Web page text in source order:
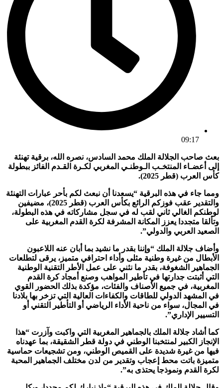
09:17
بعث صاحب الجلالة الملك محمد السادس، نصره الله، برقية تهنئة
إلى أعضـاء المنتخـب الـوطنـي المغربي لكـرة القـدم الفائز ببطولة
كأس العرب (قطر 2025).
ومما جاء في هذه البرقية “يسعدنا أن نبعث لكم بأحر عبارات التهنئة
والتقدير عقب فوزكم الرائع بكأس العرب (قطر 2025)، مضيفين
لوطنكم الغالي ثاني لقب له في سجل مشاركاته في هذه البطولة،
وتألقا متجددا يعزز المكانة المشرفة لكرة القدم المغربية على
الصعيد العربي والدولي”.
وأضاف جلالة الملك “وإننا بقدر ما نشيد بما أبان عنه اللاعبون
الأبطال من غيرة وطنية مثلى وأداء احترافي متميز، يرقى لتطلعات
الجماهير الشغوفة، بقدر ما نثني على عمل الأطر التقنية الوطنية
التي أثبتت جدارتها في تأطير المواهب وصنع أمجاد كرة القدم
المغربية، في جميع الأصناف والفئات، مؤكدة بذلك الحضور القوي
في المشهد الدولي للطاقات والكفاءات العالية التي تزخر بها بلادنا
في المجال، سواء من ناحية الأداء الرياضي أو التأطير التقني أو
التسيير الإداري”.
كما أشاد جلالة الملك بالجماهير المغربية التي واكبت وآزرت “هذا
الإنجاز الكبير لمنتخبنا الوطني في دولة قطر الشقيقة، بما عهدناه
فيها من غيرة شديدة على القميص الوطني، ومن تشجيعات حماسية
متميزة باتت محط إعجاب وتقدير من لدن مختلف الجماهير المحبة
لكرة القدم ونموذجا يحتذى به”.